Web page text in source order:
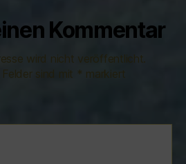
Kommentar
wird nicht veröffentlicht.
sind mit * markiert